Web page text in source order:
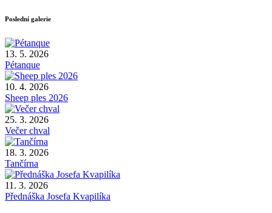
Poslední galerie
13. 5. 2026
Pétanque
10. 4. 2026
Sheep ples 2026
25. 3. 2026
Večer chval
18. 3. 2026
Tančírna
11. 3. 2026
Přednáška Josefa Kvapilíka